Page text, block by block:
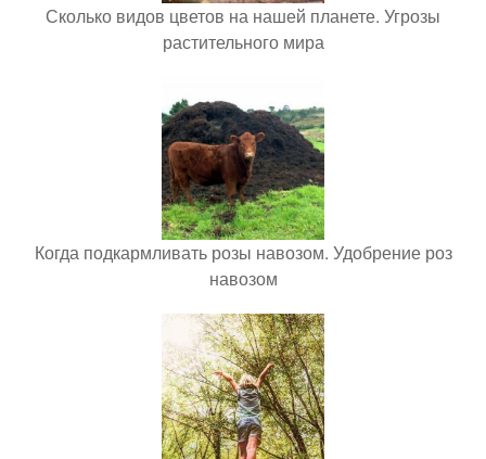
Сколько видов цветов на нашей планете. Угрозы
растительного мира
Когда подкармливать розы навозом. Удобрение роз
навозом